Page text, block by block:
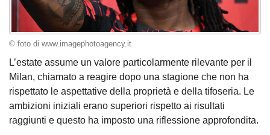
© foto di www.imagephotoagency.it
L’estate assume un valore particolarmente rilevante per il
Milan, chiamato a reagire dopo una stagione che non ha
rispettato le aspettative della proprietà e della tifoseria. Le
ambizioni iniziali erano superiori rispetto ai risultati
raggiunti e questo ha imposto una riflessione approfondita.